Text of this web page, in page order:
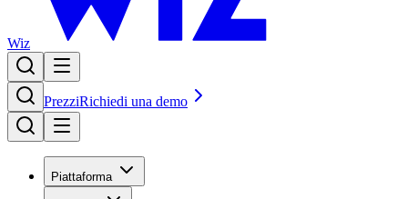
Wiz
PrezziRichiedi una demo
Piattaforma